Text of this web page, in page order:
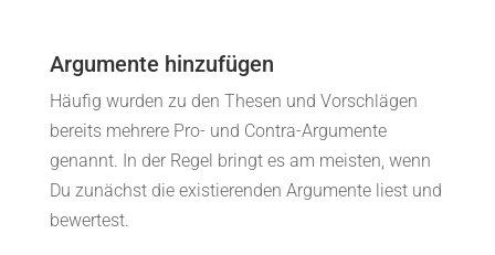
Argumente hinzufügen
Häufig wurden zu den Thesen und Vorschlägen
bereits mehrere Pro- und Contra-Argumente
genannt. In der Regel bringt es am meisten, wenn
Du zunächst die existierenden Argumente liest und
bewertest.